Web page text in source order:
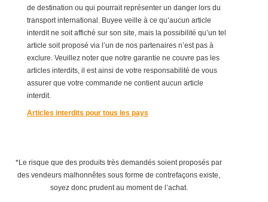
de destination ou qui pourrait représenter un danger lors du
transport international. Buyee veille à ce qu’aucun article
interdit ne soit affiché sur son site, mais la possibilité qu’un tel
article soit proposé via l’un de nos partenaires n’est pas à
exclure. Veuillez noter que notre garantie ne couvre pas les
articles interdits, il est ainsi de votre responsabilité de vous
assurer que votre commande ne contient aucun article
interdit.
Articles interdits pour tous les pays
*Le risque que des produits très demandés soient proposés par
des vendeurs malhonnêtes sous forme de contrefaçons existe,
soyez donc prudent au moment de l’achat.